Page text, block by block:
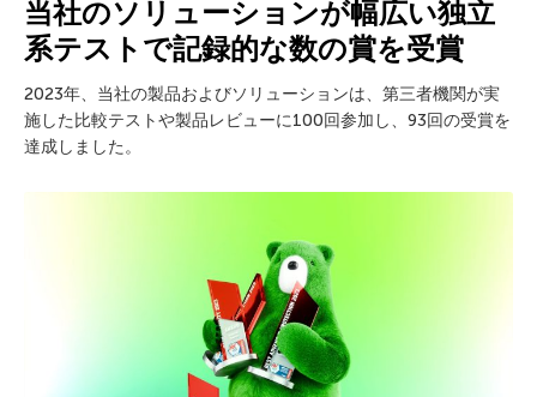
当社のソリューションが幅広い独立
系テストで記録的な数の賞を受賞
2023年、当社の製品およびソリューションは、第三者機関が実
施した比較テストや製品レビューに100回参加し、93回の受賞を
達成しました。